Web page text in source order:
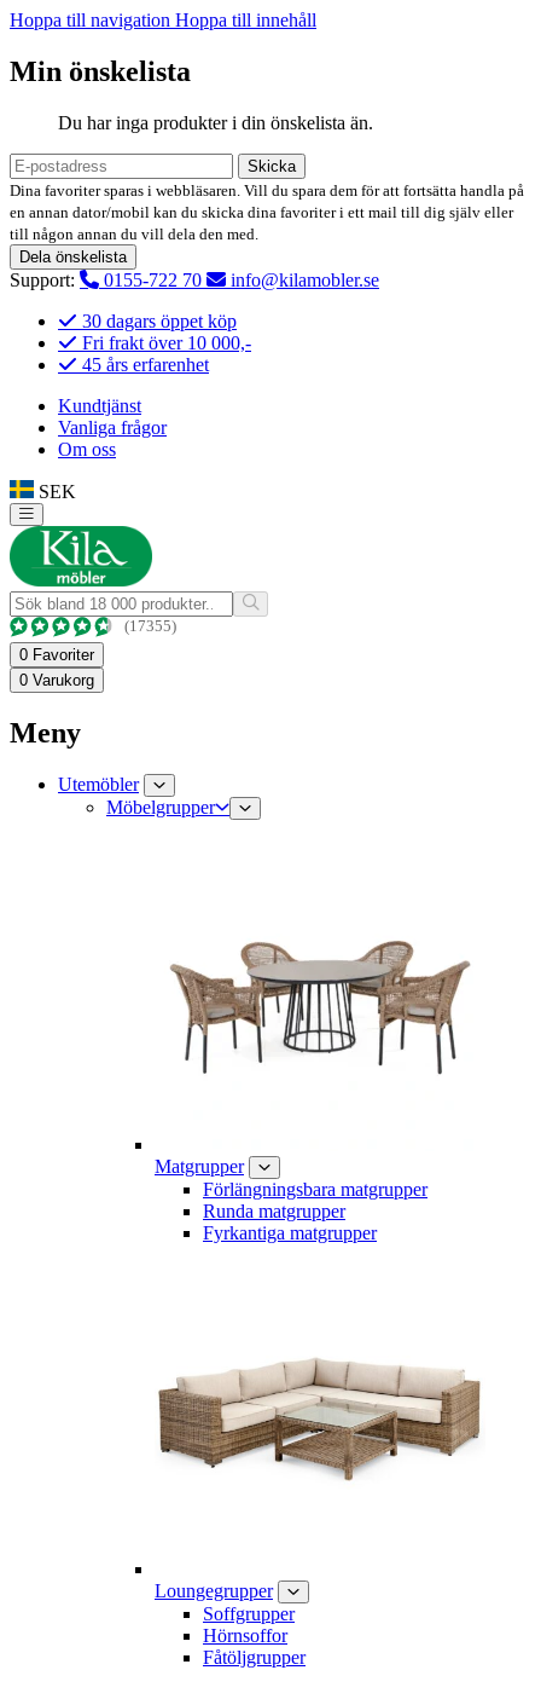
Hoppa till navigation Hoppa till innehåll
Min önskelista
Du har inga produkter i din önskelista än.
Skicka
Dina favoriter sparas i webbläsaren. Vill du spara dem för att fortsätta handla på
en annan dator/mobil kan du skicka dina favoriter i ett mail till dig själv eller
till någon annan du vill dela den med.
Dela önskelista
Support: 0155-722 70
info@kilamobler.se
30 dagars öppet köp
Fri frakt över 10 000,-
45 års erfarenhet
Kundtjänst
Vanliga frågor
Om oss
SEK
(17355)
0 Favoriter
0 Varukorg
Meny
Utemöbler
Möbelgrupper
Matgrupper
Förlängningsbara matgrupper
Runda matgrupper
Fyrkantiga matgrupper
Loungegrupper
Soffgrupper
Hörnsoffor
Fåtöljgrupper